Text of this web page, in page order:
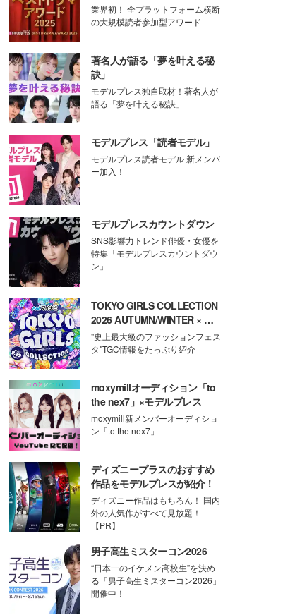
業界初！ 全プラットフォーム横断
の大規模読者参加型アワード
著名人が語る「夢を叶える秘
訣」
モデルプレス独自取材！著名人が
語る「夢を叶える秘訣」
モデルプレス「読者モデル」
モデルプレス読者モデル 新メンバ
ー加入！
モデルプレスカウントダウン
SNS影響力トレンド俳優・女優を
特集「モデルプレスカウントダウ
ン」
TOKYO GIRLS COLLECTION
2026 AUTUMN/WINTER × モ
デルプレス
"史上最大級のファッションフェス
タ"TGC情報をたっぷり紹介
moxymillオーディション「to
the nex7」×モデルプレス
moxymill新メンバーオーディショ
ン「to the nex7」
ディズニープラスのおすすめ
作品をモデルプレスが紹介！
ディズニー作品はもちろん！ 国内
外の人気作がすべて見放題！
【PR】
男子高生ミスターコン2026
“日本一のイケメン高校生”を決め
る「男子高生ミスターコン2026」
開催中！